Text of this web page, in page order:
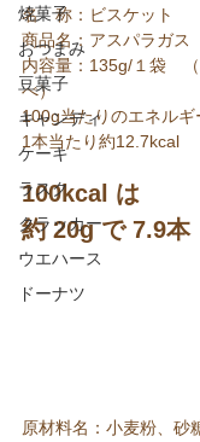
焼菓子
おつまみ
豆菓子
キャンディ
ケーキ
ラスク
クラッカー
ウエハース
ドーナツ
名　称：ビスケット
商品名：アスパラガス
内容量：135g/１袋　
べ）
100g当たりのエネル
1本当たり約12.7kcal
100kcal は
約 20g で 7.9本
原材料名：小麦粉、砂